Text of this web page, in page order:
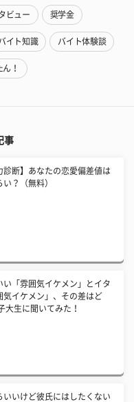
ビュー 奨学金
バイト知識 バイト体験談
！
事
診断】あなたの恋愛偏差値は
い？（無料）
い「雰囲気イケメン」とイタ
気イケメン」、その差はど
大生に聞いてみた！
いいけど彼氏にはしたくない